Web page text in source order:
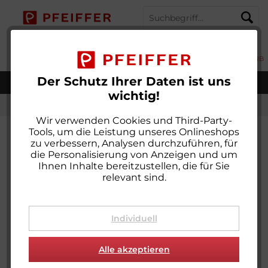
Weltweiter Versand
WARENKORB
MERKZETTEL MEIN KONTO
Der Schutz Ihrer Daten ist uns
wichtig!
Wir verwenden Cookies und Third-Party-
Tools, um die Leistung unseres Onlineshops
zu verbessern, Analysen durchzuführen, für
die Personalisierung von Anzeigen und um
Ihnen Inhalte bereitzustellen, die für Sie
relevant sind.
Individuell
Alle akzeptieren